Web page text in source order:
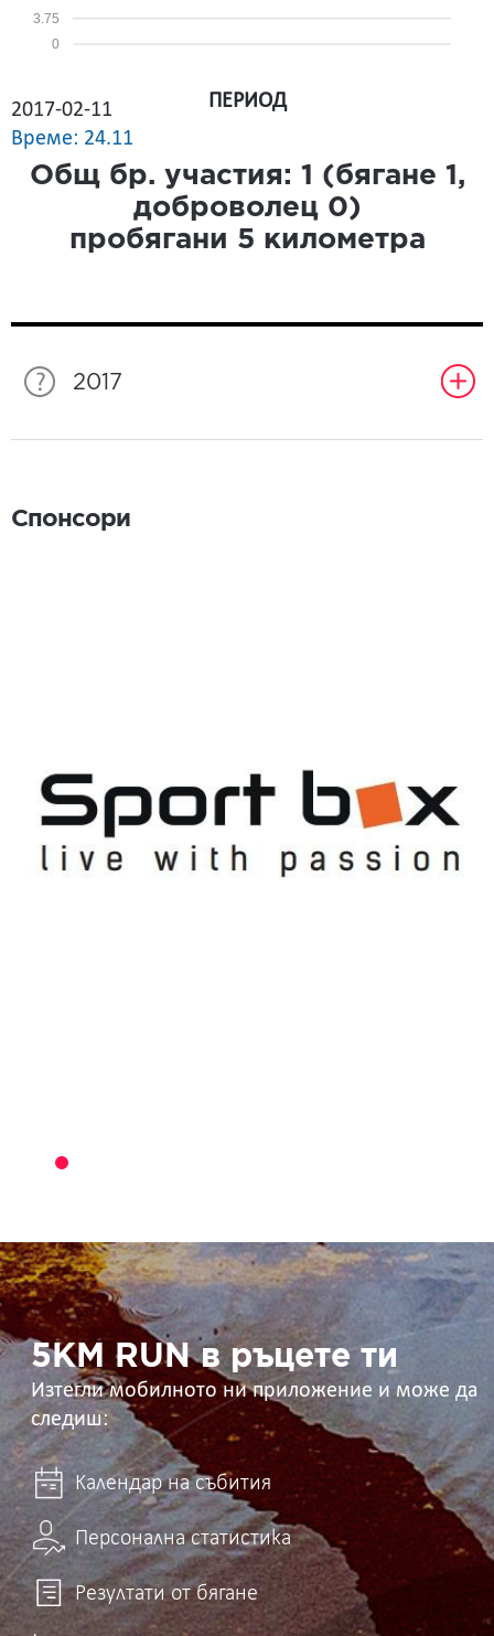
0
3.75
2017-02-11
Време: 24.11
ПЕРИОД
Общ бр. участия: 1 (бягане 1 ,
доброволец 0)
пробягани 5 километра
2017
Спонсори
5KM
RUN
в
ръцете
ти 5KM RUN в ръцете ти
Изтегли мобилното ни приложение и може да
следиш:
Календар на събития
Персонална статистика
Резултати от бягане